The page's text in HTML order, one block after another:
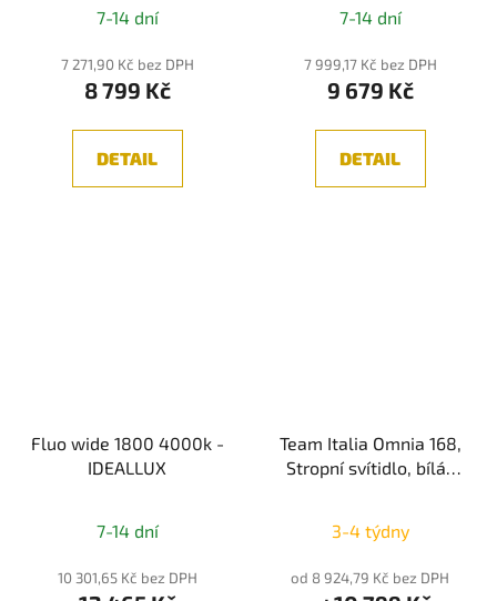
7-14 dní
7 271,90 Kč bez DPH
8 799 Kč
DETAIL
7-14 dní
7 999,17 Kč bez DPH
9 679 Kč
DETAIL
Fluo wide 1800 4000k -
IDEALLUX
7-14 dní
10 301,65 Kč bez DPH
Team Italia Omnia 168,
Stropní svítidlo, bílá/
3-4 týdny
od 8 924,79 Kč bez DPH